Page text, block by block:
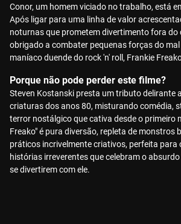
Conor, um homem viciado no trabalho, está
Após ligar para uma linha de valor
noturnas que prometem divertimento fora do
obrigado a combater pequenas forças do
maníaco duende do rock 'n' roll, Frankie
Porque não pode perder este filme?
Steven Kostanski presta um tributo delirante
criaturas dos anos 80, misturando comédia,
terror nostálgico que cativa desde o primeiro
Freako" é pura diversão, repleta de monstros
práticos incrivelmente criativos, perfeita para
histórias irreverentes que celebram o
se divertirem com ele.